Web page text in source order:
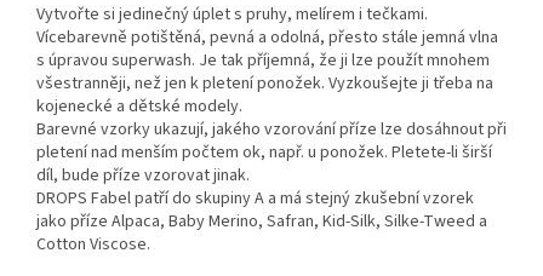
Vytvořte si jedinečný úplet s pruhy, melírem i tečkami.
Vícebarevně potištěná, pevná a odolná, přesto stále jemná vlna
s úpravou superwash. Je tak příjemná, že ji lze použít mnohem
všestranněji, než jen k pletení ponožek. Vyzkoušejte ji třeba na
kojenecké a dětské modely.
Barevné vzorky ukazují, jakého vzorování příze lze dosáhnout při
pletení nad menším počtem ok, např. u ponožek. Pletete-li širší
díl, bude příze vzorovat jinak.
DROPS Fabel patří do skupiny A a má stejný zkušební vzorek
jako příze Alpaca, Baby Merino, Safran, Kid-Silk, Silke-Tweed a
Cotton Viscose.